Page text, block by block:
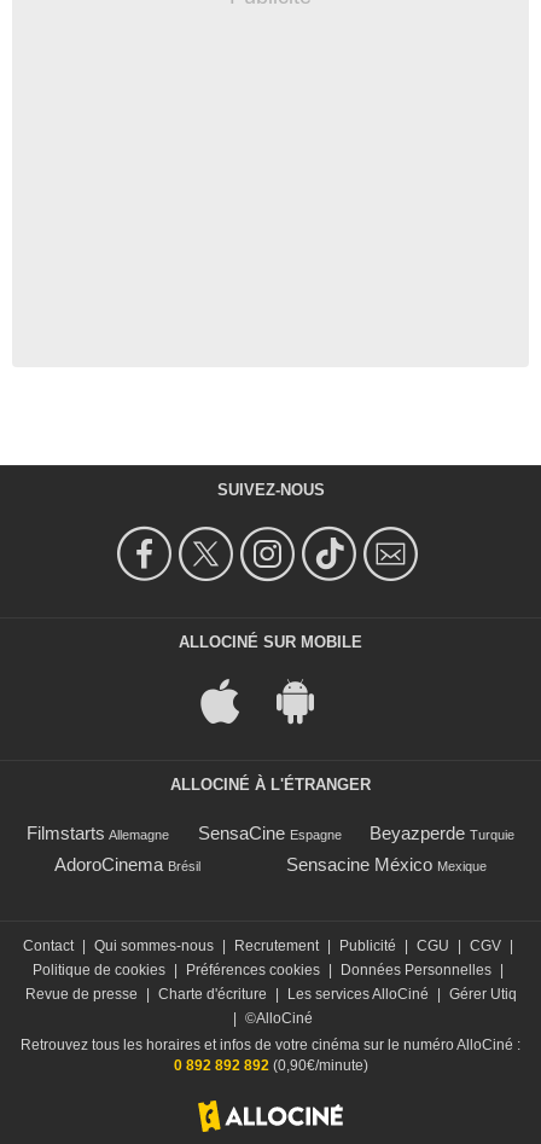
SUIVEZ-NOUS
ALLOCINÉ SUR MOBILE
ALLOCINÉ À L'ÉTRANGER
Filmstarts Allemagne SensaCine Espagne Beyazperde Turquie
AdoroCinema Brésil Sensacine México Mexique
Contact Qui sommes-nous Recrutement Publicité CGU CGV
Politique de cookies
Préférences cookies Données Personnelles
Revue de presse
Charte d'écriture Les services AlloCiné
Gérer Utiq
©AlloCiné
Retrouvez tous les horaires et infos de votre cinéma sur le numéro AlloCiné :
0 892 892 892(0,90€/minute)